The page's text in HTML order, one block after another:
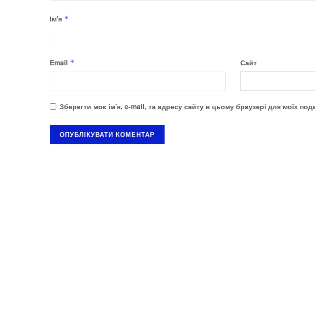
Ім'я *
Email * Сайт
Зберегти моє ім'я, e-mail, та адресу сайту в цьому браузері для моїх